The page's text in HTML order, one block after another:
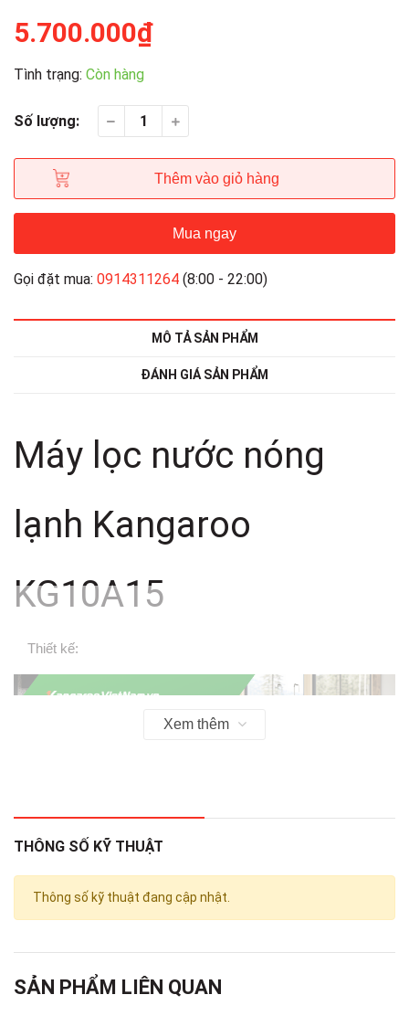
5.700.000₫
Tình trạng: Còn hàng
Số lượng:
Thêm vào giỏ hàng
Mua ngay
Gọi đặt mua: 0914311264 (8:00 - 22:00)
MÔ TẢ SẢN PHẨM
ĐÁNH GIÁ SẢN PHẨM
Máy lọc nước nóng
lạnh Kangaroo
KG10A15
Thiết kế:
công ty, nhà hàng...
Xem thêm
THÔNG SỐ KỸ THUẬT
Thông số kỹ thuật đang cập nhật.
SẢN PHẨM LIÊN QUAN